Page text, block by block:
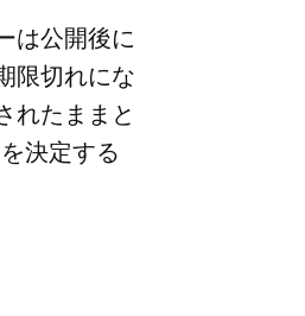
は公開後に
限切れにな
れたままと
決定する